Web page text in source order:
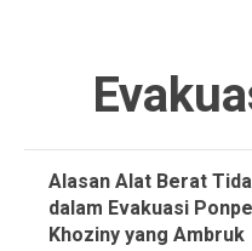
Alasan Alat Berat
dalam Evakuasi
Khoziny yang Ambruk